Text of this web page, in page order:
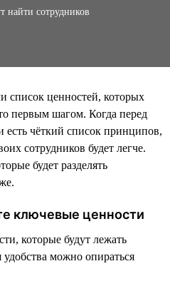
найти сотрудников
список ценностей, которых
первым шагом. Когда перед
чёткий список принципов,
сотрудников будет легче.
будет разделять
ключевые ценности
которые будут лежать
можно опираться